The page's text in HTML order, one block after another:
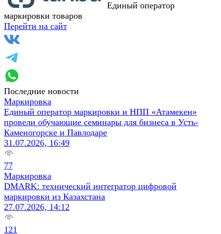
Единый оператор
маркировки товаров
Перейти на сайт
Последние новости
Маркировка
Единый оператор маркировки и НПП «Атамекен»
провели обучающие семинары для бизнеса в Усть-
Каменогорске и Павлодаре
31.07.2026, 16:49
77
Маркировка
DMARK: технический интегратор цифровой
маркировки из Казахстана
27.07.2026, 14:12
121